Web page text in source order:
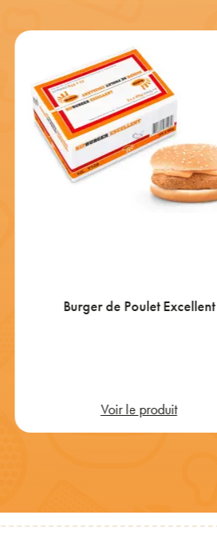
Burger de Poulet Excellent
Voir le produit